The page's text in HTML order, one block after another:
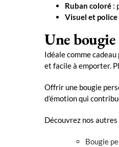
Ruban coloré :
Visuel et
Une
Idéale comme
et facile à emporter.
Offrir une bougie
d’émotion qui
Découvrez nos
Bougie